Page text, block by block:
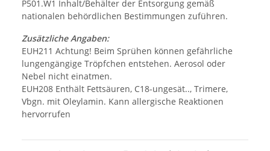
P501.W1 Inhalt/Behälter der Entsorgung gemäß
nationalen behördlichen Bestimmungen zuführen.
Zusätzliche Angaben:
EUH211 Achtung! Beim Sprühen können gefährliche
lungengängige Tröpfchen entstehen. Aerosol oder
Nebel nicht einatmen.
EUH208 Enthält Fettsäuren, C18-ungesät.., Trimere,
Vbgn. mit Oleylamin. Kann allergische Reaktionen
hervorrufen